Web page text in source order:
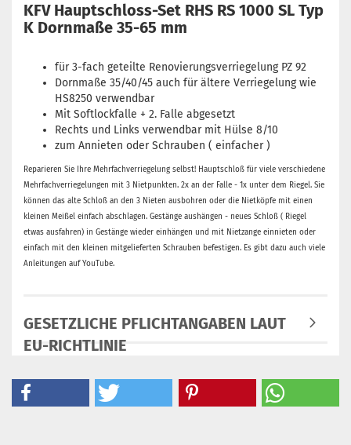
KFV Hauptschloss-Set RHS RS 1000 SL Typ
K Dornmaße 35-65 mm
für 3-fach geteilte Renovierungsverriegelung PZ 92
Dornmaße 35/40/45 auch für ältere Verriegelung wie
HS8250 verwendbar
Mit Softlockfalle + 2. Falle abgesetzt
Rechts und Links verwendbar mit Hülse 8/10
zum Annieten oder Schrauben ( einfacher )
Reparieren Sie Ihre Mehrfachverriegelung selbst! Hauptschloß für viele verschiedene
Mehrfachverriegelungen mit 3 Nietpunkten. 2x an der Falle - 1x unter dem Riegel. Sie
können das alte Schloß an den 3 Nieten ausbohren oder die Nietköpfe mit einen
kleinen Meißel einfach abschlagen. Gestänge aushängen - neues Schloß ( Riegel
etwas ausfahren) in Gestänge wieder einhängen und mit Nietzange einnieten oder
einfach mit den kleinen mitgelieferten Schrauben befestigen. Es gibt dazu auch viele
Anleitungen auf YouTube.
GESETZLICHE PFLICHTANGABEN LAUT
EU-RICHTLINIE